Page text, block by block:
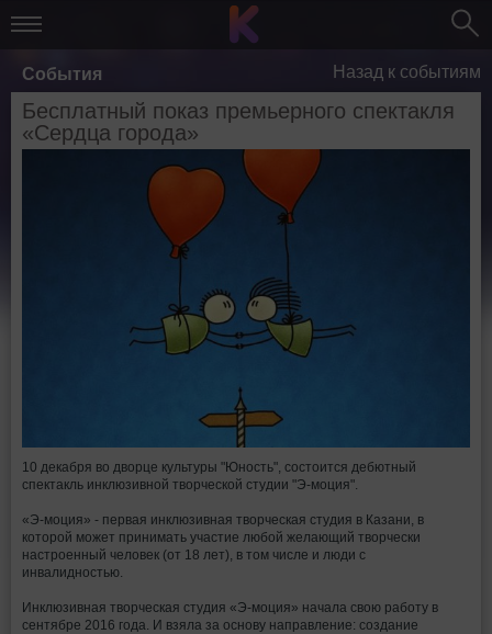
События Назад к событиям
Бесплатный показ премьерного спектакля
«Сердца города»
10 декабря во дворце культуры "Юность", состоится дебютный
спектакль инклюзивной творческой студии "Э-моция".
«Э-моция» - первая инклюзивная творческая студия в Казани, в
которой может принимать участие любой желающий творчески
настроенный человек (от 18 лет), в том числе и люди с
инвалидностью.
Инклюзивная творческая студия «Э-моция» начала свою работу в
сентябре 2016 года. И взяла за основу направление: создание